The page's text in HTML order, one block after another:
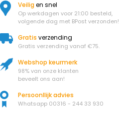
Veiligen snel
Op werkdagen voor 21:00 besteld,
volgende dag met BPost verzonden!
Gratis verzending
Gratis verzending vanaf €75.
Webshop keurmerk
98% van onze klanten
beveelt ons aan!
Persoonllijk advies
Whatsapp 00316 - 244 33 930